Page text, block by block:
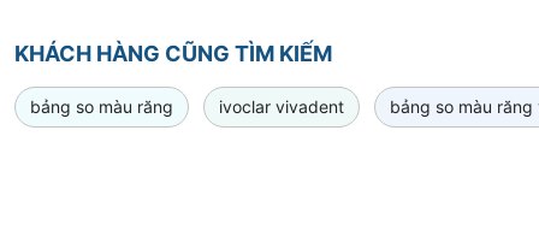
KHÁCH HÀNG CŨNG TÌM KIẾM
bảng so màu răng ivoclar vivadent bảng so màu răng